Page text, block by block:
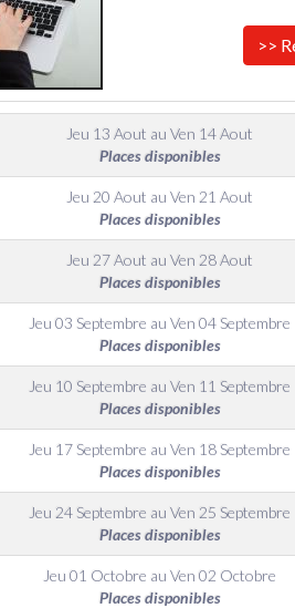
>>
Jeu 13 Aout au Ven 14 Aout
Places disponibles
Jeu 20 Aout au Ven 21 Aout
Places disponibles
Jeu 27 Aout au Ven 28 Aout
Places disponibles
Jeu 03 Septembre au Ven 04 Septembre
Places disponibles
Jeu 10 Septembre au Ven 11 Septembre
Places disponibles
Jeu 17 Septembre au Ven 18 Septembre
Places disponibles
Jeu 24 Septembre au Ven 25 Septembre
Places disponibles
Jeu 01 Octobre au Ven 02 Octobre
Places disponibles